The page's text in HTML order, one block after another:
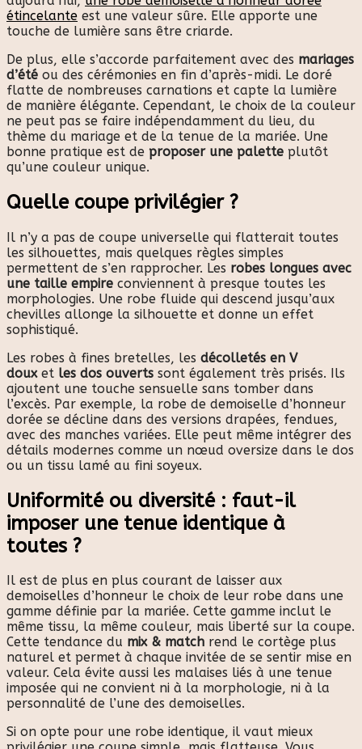
étincelante est une valeur sûre. Elle apporte une
touche de lumière sans être criarde.
De plus, elle s’accorde parfaitement avec des mariages
d’été ou des cérémonies en fin d’après-midi. Le doré
flatte de nombreuses carnations et capte la lumière
de manière élégante. Cependant, le choix de la couleur
ne peut pas se faire indépendamment du lieu, du
thème du mariage et de la tenue de la mariée. Une
bonne pratique est de proposer une palette plutôt
qu’une couleur unique.
Quelle coupe privilégier ?
Il n’y a pas de coupe universelle qui flatterait toutes
les silhouettes, mais quelques règles simples
permettent de s’en rapprocher. Les robes longues avec
une taille empire conviennent à presque toutes les
morphologies. Une robe fluide qui descend jusqu’aux
chevilles allonge la silhouette et donne un effet
sophistiqué.
Les robes à fines bretelles, les décolletés en V
douxet les dos ouverts sont également très prisés. Ils
ajoutent une touche sensuelle sans tomber dans
l’excès. Par exemple, la robe de demoiselle d’honneur
dorée se décline dans des versions drapées, fendues,
avec des manches variées. Elle peut même intégrer des
détails modernes comme un nœud oversize dans le dos
ou un tissu lamé au fini soyeux.
Uniformité ou diversité : faut-il
imposer une tenue identique à
toutes ?
Il est de plus en plus courant de laisser aux
demoiselles d’honneur le choix de leur robe dans une
gamme définie par la mariée. Cette gamme inclut le
même tissu, la même couleur, mais liberté sur la coupe.
Cette tendance du mix & match rend le cortège plus
naturel et permet à chaque invitée de se sentir mise en
valeur. Cela évite aussi les malaises liés à une tenue
imposée qui ne convient ni à la morphologie, ni à la
personnalité de l’une des demoiselles.
Si on opte pour une robe identique, il vaut mieux